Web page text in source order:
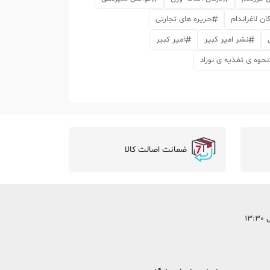
لاغراندام
حریره های تجارتی
نشر امیر کبیر
امیر کبیر
نحوه ی تغذیه ی نوزاد
ضمانت اصالت کالا